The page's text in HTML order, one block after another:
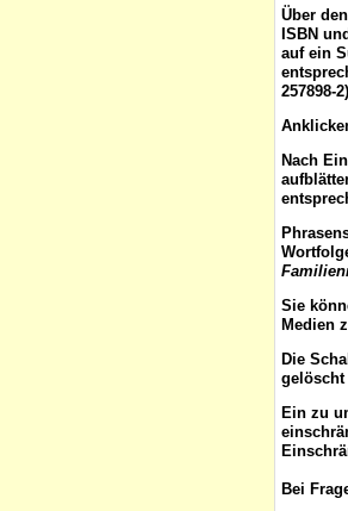
Über
ISBN
auf ein
257898-
Nach
Sie
Medien
Die
gelöscht
Ein zu
Bei